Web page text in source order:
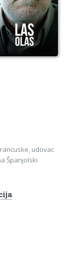
udovac
Španjolski